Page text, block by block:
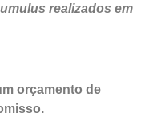
realizados em
orçamento de